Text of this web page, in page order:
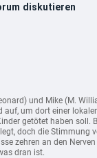
diskutieren
und Mike (M.
um dort einer
getötet haben soll.
doch die Stimmung
zehren an den
dran ist.